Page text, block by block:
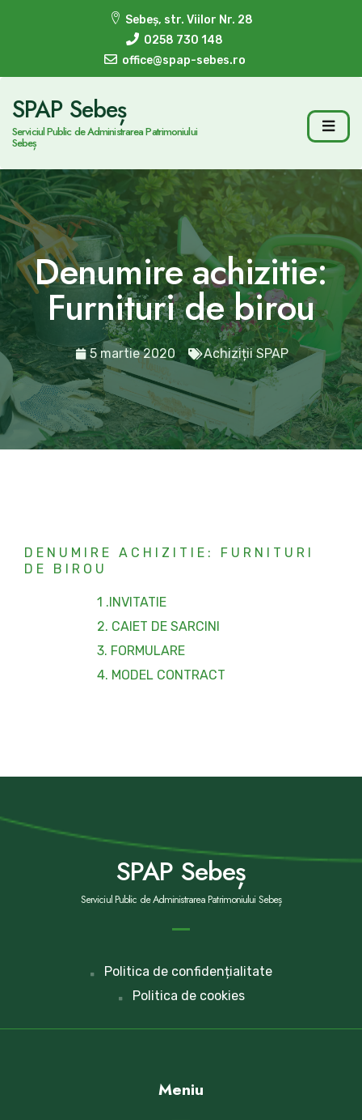
Sebeș, str. Viilor Nr. 28
0258 730 148
office@spap-sebes.ro
SPAP Sebeș
Serviciul Public de Administrarea Patrimoniului
Sebeș
Denumire achizitie:
Furnituri de birou
5 martie 2020 Achiziții SPAP
DENUMIRE ACHIZITIE: FURNITURI
DE BIROU
1 .INVITATIE
2. CAIET DE SARCINI
3. FORMULARE
4. MODEL CONTRACT
SPAP Sebeș
Serviciul Public de Administrarea Patrimoniului Sebeș
Politica de confidențialitate
Politica de cookies
Meniu